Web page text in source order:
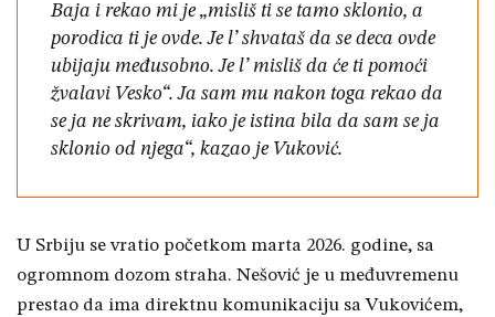
Baja i rekao mi je „misliš ti se tamo sklonio, a
porodica ti je ovde. Je l’ shvataš da se deca ovde
ubijaju međusobno. Je l’ misliš da će ti pomoći
žvalavi Vesko“. Ja sam mu nakon toga rekao da
se ja ne skrivam, iako je istina bila da sam se ja
sklonio od njega“, kazao je Vuković.
U Srbiju se vratio početkom marta 2026. godine, sa
ogromnom dozom straha. Nešović je u međuvremenu
prestao da ima direktnu komunikaciju sa Vukovićem,